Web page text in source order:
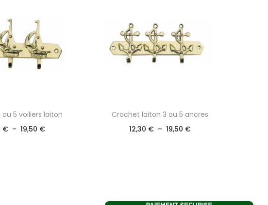
5 voiliers laiton
€ – 19,50 €
Crochet laiton 3 ou 5 ancres
12,30 € – 19,50 €